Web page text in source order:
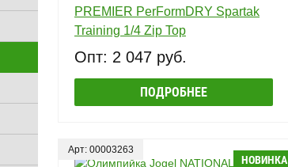
PREMIER PerFormDRY Spartak
Training 1/4 Zip Top
Опт: 2 047 руб.
ПОДРОБНЕЕ
Арт: 00003263
НОВИНКА